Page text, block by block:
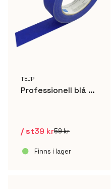
TEJP
Professionell blå målartejp 25mm x 50m
59 kr
39 kr
/ st
Finns i lager